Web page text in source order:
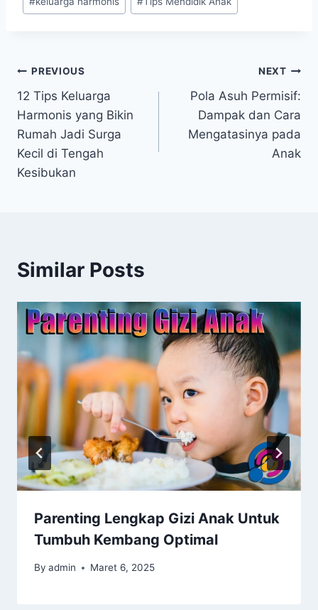
Tags:
Navigasi
pos
PREVIOUS
12 Tips Keluarga
Harmonis yang Bikin
Rumah Jadi Surga
Kecil di Tengah
Kesibukan
NEXT
Pola Asuh Permisif:
Dampak dan Cara
Mengatasinya pada
Anak
Similar Posts
Parenting Lengkap Gizi Anak Untuk
Tumbuh Kembang Optimal
By admin Maret 6, 2025